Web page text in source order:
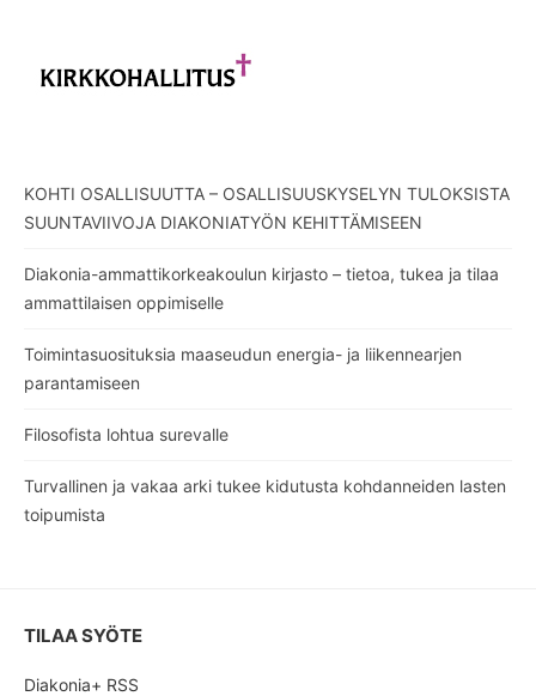
KOHTI OSALLISUUTTA – OSALLISUUSKYSELYN TULOKSISTA
SUUNTAVIIVOJA DIAKONIATYÖN KEHITTÄMISEEN
Diakonia-ammattikorkeakoulun kirjasto – tietoa, tukea ja tilaa
ammattilaisen oppimiselle
Toimintasuosituksia maaseudun energia- ja liikennearjen
parantamiseen
Filosofista lohtua surevalle
Turvallinen ja vakaa arki tukee kidutusta kohdanneiden lasten
toipumista
TILAA SYÖTE
Diakonia+ RSS